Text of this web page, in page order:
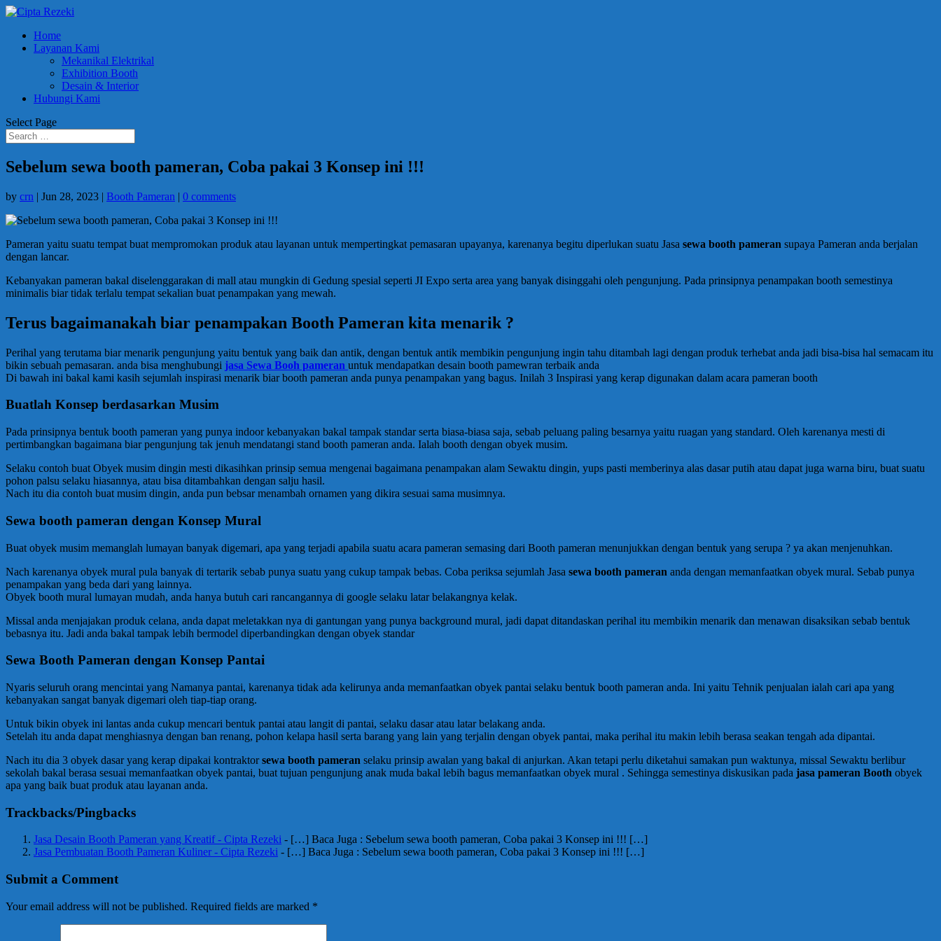
Home
Layanan Kami
Mekanikal Elektrikal
Exhibition Booth
Desain & Interior
Hubungi Kami
Select Page
Sebelum sewa booth pameran, Coba pakai 3 Konsep ini !!!
by crn | Jun 28, 2023 | Booth Pameran | 0 comments
Pameran yaitu suatu tempat buat mempromokan produk atau layanan untuk mempertingkat pemasaran upayanya, karenanya begitu diperlukan suatu Jasa sewa booth pameran supaya Pameran anda berjalan
dengan lancar.
Kebanyakan pameran bakal diselenggarakan di mall atau mungkin di Gedung spesial seperti JI Expo serta area yang banyak disinggahi oleh pengunjung. Pada prinsipnya penampakan booth semestinya
minimalis biar tidak terlalu tempat sekalian buat penampakan yang mewah.
Terus bagaimanakah biar penampakan Booth Pameran kita menarik ?
Perihal yang terutama biar menarik pengunjung yaitu bentuk yang baik dan antik, dengan bentuk antik membikin pengunjung ingin tahu ditambah lagi dengan produk terhebat anda jadi bisa-bisa hal semacam itu
bikin sebuah pemasaran. anda bisa menghubungi jasa Sewa Booh pameran untuk mendapatkan desain booth pamewran terbaik anda
Di bawah ini bakal kami kasih sejumlah inspirasi menarik biar booth pameran anda punya penampakan yang bagus. Inilah 3 Inspirasi yang kerap digunakan dalam acara pameran booth
Buatlah Konsep berdasarkan Musim
Pada prinsipnya bentuk booth pameran yang punya indoor kebanyakan bakal tampak standar serta biasa-biasa saja, sebab peluang paling besarnya yaitu ruagan yang standard. Oleh karenanya mesti di
pertimbangkan bagaimana biar pengunjung tak jenuh mendatangi stand booth pameran anda. Ialah booth dengan obyek musim.
Selaku contoh buat Obyek musim dingin mesti dikasihkan prinsip semua mengenai bagaimana penampakan alam Sewaktu dingin, yups pasti memberinya alas dasar putih atau dapat juga warna biru, buat suatu
pohon palsu selaku hiasannya, atau bisa ditambahkan dengan salju hasil.
Nach itu dia contoh buat musim dingin, anda pun bebsar menambah ornamen yang dikira sesuai sama musimnya.
Sewa booth pameran dengan Konsep Mural
Buat obyek musim memanglah lumayan banyak digemari, apa yang terjadi apabila suatu acara pameran semasing dari Booth pameran menunjukkan dengan bentuk yang serupa ? ya akan menjenuhkan.
Nach karenanya obyek mural pula banyak di tertarik sebab punya suatu yang cukup tampak bebas. Coba periksa sejumlah Jasa sewa booth pameran anda dengan memanfaatkan obyek mural. Sebab punya
penampakan yang beda dari yang lainnya.
Obyek booth mural lumayan mudah, anda hanya butuh cari rancangannya di google selaku latar belakangnya kelak.
Missal anda menjajakan produk celana, anda dapat meletakkan nya di gantungan yang punya background mural, jadi dapat ditandaskan perihal itu membikin menarik dan menawan disaksikan sebab bentuk
bebasnya itu. Jadi anda bakal tampak lebih bermodel diperbandingkan dengan obyek standar
Sewa Booth Pameran dengan Konsep Pantai
Nyaris seluruh orang mencintai yang Namanya pantai, karenanya tidak ada kelirunya anda memanfaatkan obyek pantai selaku bentuk booth pameran anda. Ini yaitu Tehnik penjualan ialah cari apa yang
kebanyakan sangat banyak digemari oleh tiap-tiap orang.
Untuk bikin obyek ini lantas anda cukup mencari bentuk pantai atau langit di pantai, selaku dasar atau latar belakang anda.
Setelah itu anda dapat menghiasnya dengan ban renang, pohon kelapa hasil serta barang yang lain yang terjalin dengan obyek pantai, maka perihal itu makin lebih berasa seakan tengah ada dipantai.
Nach itu dia 3 obyek dasar yang kerap dipakai kontraktorsewa booth pameran selaku prinsip awalan yang bakal di anjurkan. Akan tetapi perlu diketahui samakan pun waktunya, missal Sewaktu berlibur
sekolah bakal berasa sesuai memanfaatkan obyek pantai, buat tujuan pengunjung anak muda bakal lebih bagus memanfaatkan obyek mural . Sehingga semestinya diskusikan pada jasa pameran Booth obyek
apa yang baik buat produk atau layanan anda.
Trackbacks/Pingbacks
Jasa Desain Booth Pameran yang Kreatif - Cipta Rezeki - […] Baca Juga : Sebelum sewa booth pameran, Coba pakai 3 Konsep ini !!! […]
Jasa Pembuatan Booth Pameran Kuliner - Cipta Rezeki - […] Baca Juga : Sebelum sewa booth pameran, Coba pakai 3 Konsep ini !!! […]
Submit a Comment
Your email address will not be published. Required fields are marked *